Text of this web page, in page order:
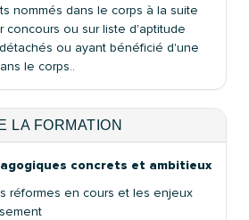
nommés dans le corps à la suite
concours ou sur liste d'aptitude
ou ayant bénéficié d'une
le corps..
LA FORMATION
concrets et ambitieux
réformes en cours et les enjeux